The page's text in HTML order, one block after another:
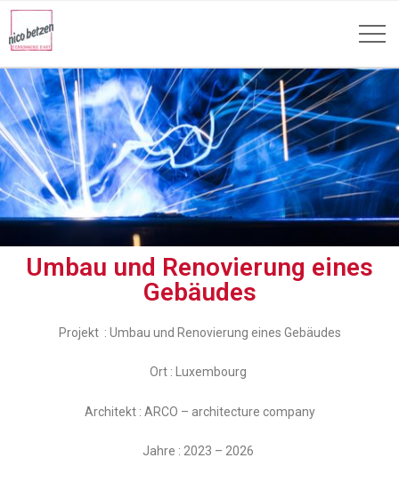
Umbau und Renovierung eines
Gebäudes
Projekt : Umbau und Renovierung eines Gebäudes
Ort : Luxembourg
Architekt : ARCO – architecture company
Jahre : 2023 – 2026